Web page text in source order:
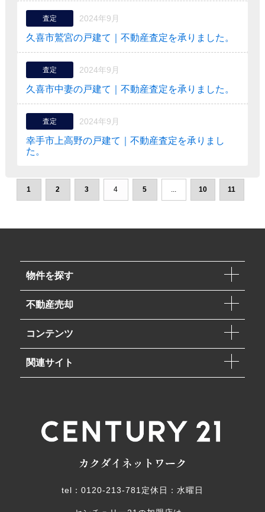
査定 2024年9月
久喜市鷲宮の戸建て｜不動産査定を承りました。
査定 2024年9月
久喜市中妻の戸建て｜不動産査定を承りました。
査定 2024年9月
幸手市上高野の戸建て｜不動産査定を承りまし
た。
1 2 3 4 5 ... 10 11
物件を探す
不動産売却
コンテンツ
関連サイト
tel：0120-213-781 定休日：水曜日